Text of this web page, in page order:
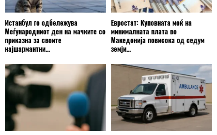
Истанбул го одбележува
Меѓународниот ден на мачките со
приказна за своите
најшармантни...
Евростат: Куповната моќ на
минималната плата во
Македонија повисока од седум
земји...